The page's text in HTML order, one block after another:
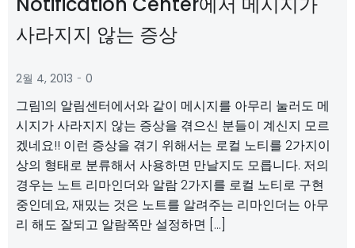
사라지지 않는 증상
2월 4, 2013 - 0
그림1의 알림센터에서와 같이 메시지를 아무리 눌러도 메
시지가 사라지지 않는 증상을 겪으신 분들이 계신지 모르
겠네요!! 이런 증상을 겪기 위해서는 로컬 노티를 2가지이
상의 형태로 분류해서 사용하면 만날지도 모릅니다. 저의
경우는 노트 리마인더와 알람 2가지를 로컬 노티로 구현
중인데요, 재밌는 것은 노트를 알려주는 리마인더는 아무
리 해도 잘되고 알람쪽만 설정하면 […]